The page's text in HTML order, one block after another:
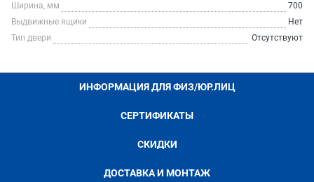
Ширина, мм
700
Выдвижные ящики
Нет
Тип двери
Отсутствуют
ИНФОРМАЦИЯ ДЛЯ ФИЗ/ЮР.ЛИЦ
СЕРТИФИКАТЫ
СКИДКИ
ДОСТАВКА И МОНТАЖ